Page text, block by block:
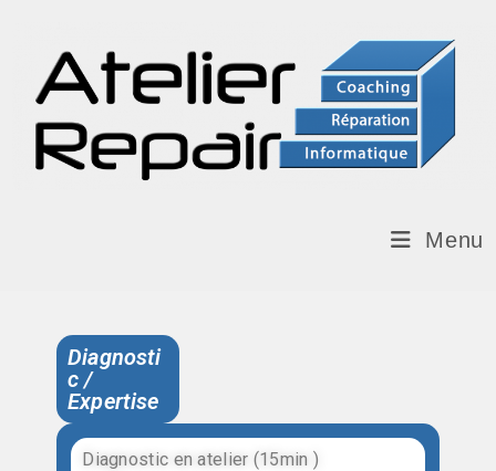
Menu
Diagnosti
c /
Expertise
Diagnostic en atelier (15min )